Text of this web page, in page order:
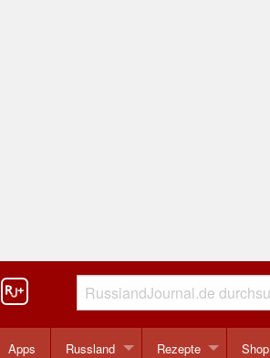
Apps Russland Rezepte Shop